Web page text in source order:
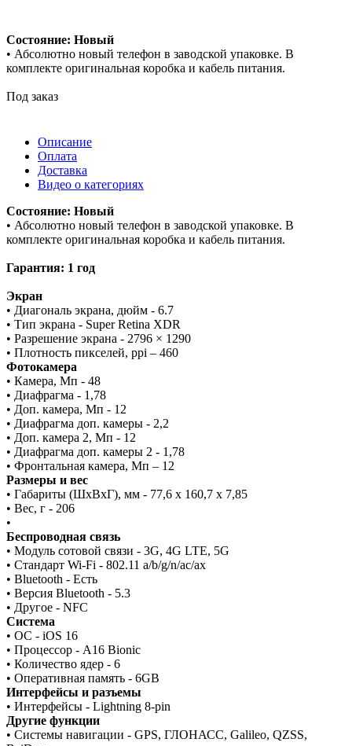
Состояние: Новый
• Абсолютно новый телефон в заводской упаковке. В
комплекте оригинальная коробка и кабель питания.
Под заказ
Описание
Оплата
Доставка
Видео о категориях
Состояние: Новый
• Абсолютно новый телефон в заводской упаковке. В
комплекте оригинальная коробка и кабель питания.
Гарантия: 1 год
Экран
• Диагональ экрана, дюйм - 6.7
• Тип экрана - Super Retina XDR
• Разрешение экрана - 2796 × 1290
• Плотность пикселей, ppi – 460
Фотокамера
• Камера, Мп - 48
• Диафрагма - 1,78
• Доп. камера, Мп - 12
• Диафрагма доп. камеры - 2,2
• Доп. камера 2, Мп - 12
• Диафрагма доп. камеры 2 - 1,78
• Фронтальная камера, Мп – 12
Размеры и вес
• Габариты (ШxВxГ), мм - 77,6 x 160,7 x 7,85
• Вес, г - 206
•
Беспроводная связь
• Модуль сотовой связи - 3G, 4G LTE, 5G
• Стандарт Wi-Fi - 802.11 a/b/g/n/ac/ax
• Bluetooth - Есть
• Версия Bluetooth - 5.3
• Другое - NFC
Система
• ОС - iOS 16
• Процессор - A16 Bionic
• Количество ядер - 6
• Оперативная память - 6GB
Интерфейсы и разъемы
• Интерфейсы - Lightning 8-pin
Другие функции
• Системы навигации - GPS, ГЛОНАСС, Galileo, QZSS,